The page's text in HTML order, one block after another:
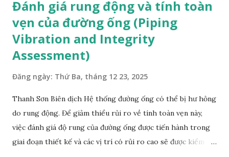
Đánh giá rung động và tính toàn
vẹn của đường ống (Piping
Vibration and Integrity
Assessment)
Đăng ngày: Thứ Ba, tháng 12 23, 2025
Thanh Sơn Biên dịch Hệ thống đường ống có thể bị hư hỏng
do rung động. Để giảm thiểu rủi ro về tính toàn vẹn này,
việc đánh giá độ rung của đường ống được tiến hành trong
giai đoạn thiết kế và các vị trí có rủi ro cao sẽ được kiểm tra